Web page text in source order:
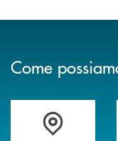
Come
Trova la filiale più